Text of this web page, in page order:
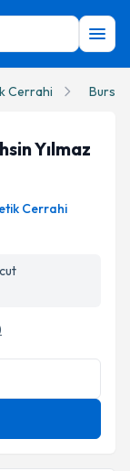
Cerrahi Bursa
Yılmaz
Cerrahi